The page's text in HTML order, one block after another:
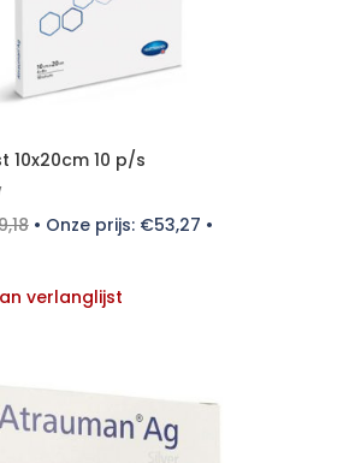
10x20cm 10 p/s
• Onze prijs: €53,27 •
verlanglijst